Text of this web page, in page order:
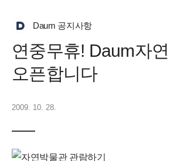
Daum 공지사항
연중무휴! Daum자
오픈합니다
2009. 10. 28.